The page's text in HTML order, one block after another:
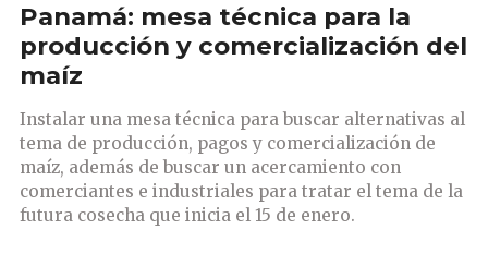
Panamá: mesa técnica para la
producción y comercialización del
maíz
Instalar una mesa técnica para buscar alternativas al
tema de producción, pagos y comercialización de
maíz, además de buscar un acercamiento con
comerciantes e industriales para tratar el tema de la
futura cosecha que inicia el 15 de enero.